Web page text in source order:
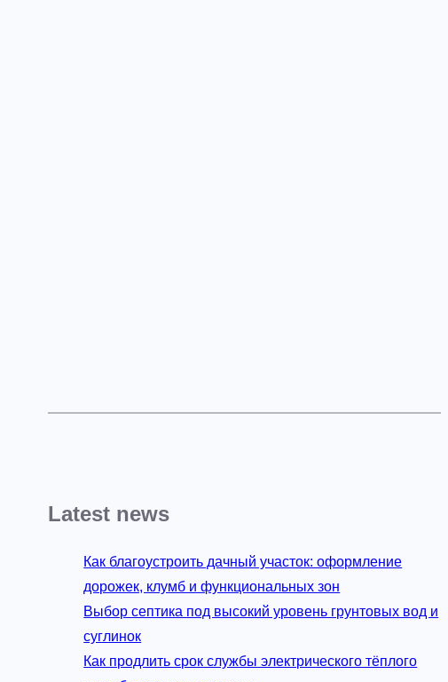
Latest news
Как благоустроить дачный участок: оформление
дорожек, клумб и функциональных зон
Выбор септика под высокий уровень грунтовых вод и
суглинок
Как продлить срок службы электрического тёплого